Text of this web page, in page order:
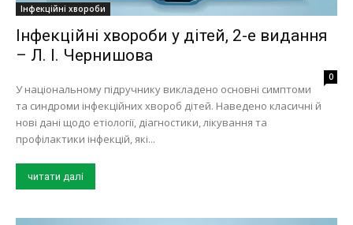
Інфекційні хвороби
Інфекційні хвороби у дітей, 2-е видання
– Л. І. Чернишова
0
У національному підручнику викладено основні симптоми
та синдроми інфекційних хвороб дітей. Наведено класичні й
нові дані щодо етіології, діагностики, лікування та
профілактики інфекцій, які...
читати далі